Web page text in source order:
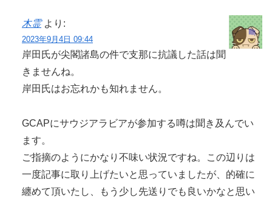
木霊 より:
2023年9月4日 09:44
岸田氏が尖閣諸島の件で支那に抗議した話は聞
きませんね。
岸田氏はお忘れかも知れません。
GCAPにサウジアラビアが参加する噂は聞き及んでい
ます。
ご指摘のようにかなり不味い状況ですね。この辺りは
一度記事に取り上げたいと思っていましたが、的確に
纏めて頂いたし、もう少し先送りでも良いかなと思い